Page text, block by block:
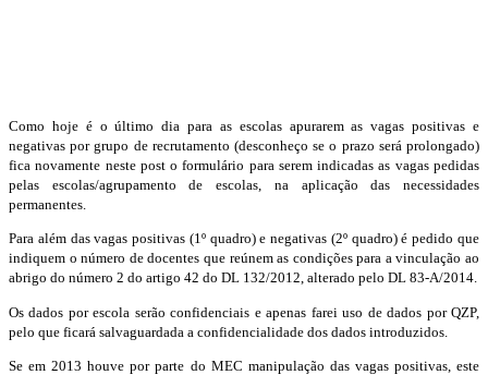
Como hoje é o último dia para as escolas apurarem as vagas positivas e
negativas por grupo de recrutamento (desconheço se o prazo será prolongado)
fica novamente neste post o formulário para serem indicadas as vagas pedidas
pelas escolas/agrupamento de escolas, na aplicação das necessidades
permanentes.
Para além das vagas positivas (1º quadro) e negativas (2º quadro) é pedido que
indiquem o número de docentes que reúnem as condições para a vinculação ao
abrigo do número 2 do artigo 42 do DL 132/2012, alterado pelo DL 83-A/2014.
Os dados por escola serão confidenciais e apenas farei uso de dados por QZP,
pelo que ficará salvaguardada a confidencialidade dos dados introduzidos.
Se em 2013 houve por parte do MEC manipulação das vagas positivas, este